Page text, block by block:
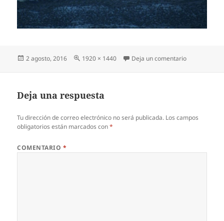
Publicado
2 agosto, 2016
Tamaño
1920 × 1440 Deja un comentarioen IMG_0013
Deja una respuesta
Tu dirección de correo electrónico no será publicada. Los campos
obligatorios están marcados con*
COMENTARIO *